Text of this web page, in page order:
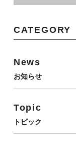
CATEGORY
News
お知らせ
Topic
トピック